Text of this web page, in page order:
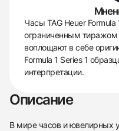
Часы TAG Heuer
ограниченным тиражом
воплощают в себе
Formula 1 Series 1
интерпретации.
Описание
В мире часов и ювелирных